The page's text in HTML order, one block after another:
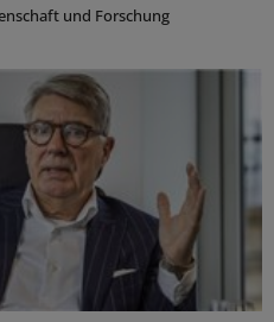
und Forschung